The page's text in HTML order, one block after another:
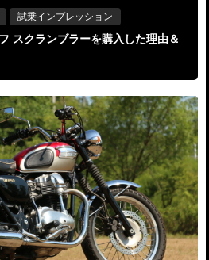
試乗インプレッション
スクランブラーを購入した理由＆